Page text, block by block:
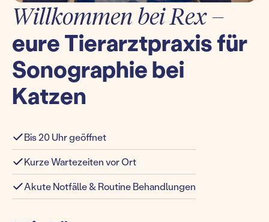
Willkommen bei Rex –
eure Tierarztpraxis für
Sonographie bei
Katzen
Bis 20 Uhr geöffnet
Kurze Wartezeiten vor Ort
Akute Notfälle & Routine Behandlungen